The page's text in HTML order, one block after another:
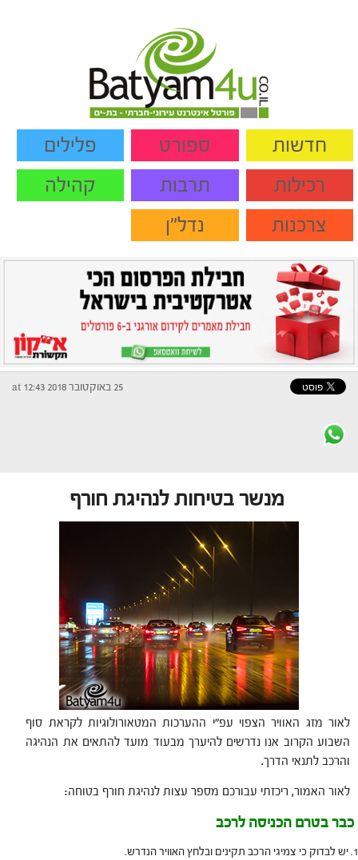
חדשות ספורט
פלילים
רכילות
תרבות
קהילה
צרכנות
נדל"ן
25 באוקטובר 2018 at 12:43
מנשר בטיחות לנהיגת חורף
לאור מזג האוויר הצפוי עפ"י ההערכות המטאורולוגיות לקראת סוף
השבוע הקרוב אנו נדרשים להיערך מבעוד מועד להתאים את הנהיגה
והרכב לתנאי הדרך.
לאור האמור, ריכזתי עבורכם מספר עצות לנהיגת חורף בטוחה:
כבר בטרם הכניסה לרכב
יש לבדוק כי צמיגי הרכב תקינים ובלחץ האוויר הנדרש.